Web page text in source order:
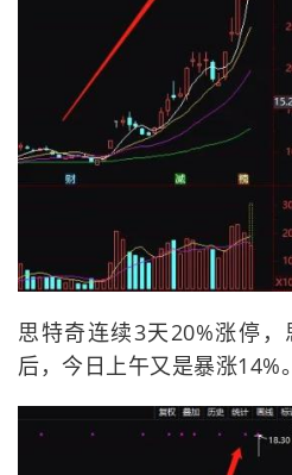
思特奇连续3天20%涨停
后，今日上午又是暴涨14%。